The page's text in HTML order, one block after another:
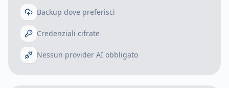
Backup dove preferisci
Credenziali cifrate
Nessun provider AI obbligato